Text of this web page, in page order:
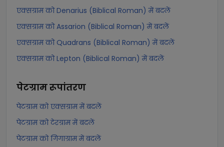
एक्सग्राम को Denarius (Biblical Roman) में बदलें
एक्सग्राम को Assarion (Biblical Roman) में बदलें
एक्सग्राम को Quadrans (Biblical Roman) में बदलें
एक्सग्राम को Lepton (Biblical Roman) में बदलें
पेटग्रामरूपांतरण
पेटग्राम को एक्सग्राम में बदलें
पेटग्राम को टेरग्राम में बदलें
पेटग्राम को गिगाग्राम में बदलें